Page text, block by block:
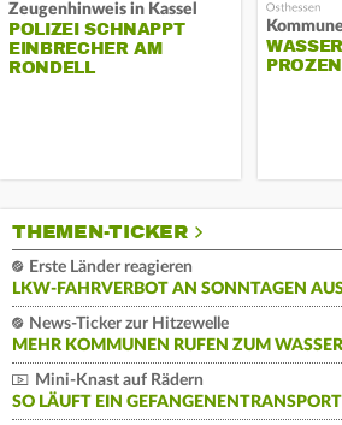
Zeugenhinweis in Kassel
POLIZEI SCHNAPPT
EINBRECHER AM
RONDELL
THEMEN-TICKER
Erste Länder reagieren
LKW-FAHRVERBOT AN SONNTAGEN
News-Ticker zur Hitzewelle
MEHR KOMMUNEN RUFEN ZUM
Mini-Knast auf Rädern
SO LÄUFT EIN